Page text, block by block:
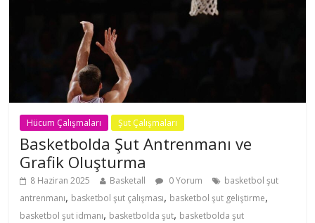
Hücum Çalışmaları Şut Çalışmaları
Basketbolda Şut Antrenmanı ve
Grafik Oluşturma
8 Haziran 2025 Basketall 0 Yorum
basketbol şut
antrenmanı, basketbol şut çalışması, basketbol şut geliştirme,
basketbol şut idmanı, basketbolda şut, basketbolda şut